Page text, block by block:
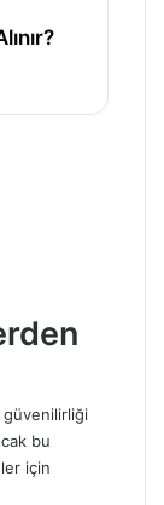
güvenilirliği
bu
için